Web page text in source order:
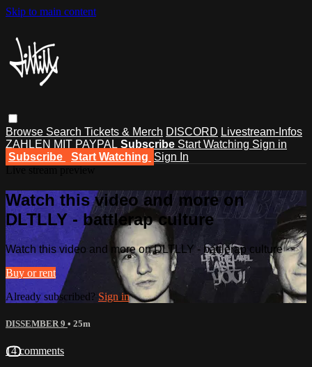
Skip to main content
Browse Search Tickets & Merch DISCORD Livestream-Infos
ZAHLEN MIT PAYPAL Subscribe Start Watching Sign in
Subscribe
Start Watching Sign In
Watch this video and more on
DLTLLY - battlerap culture
Watch this video and more on DLTLLY - battlerap culture
Buy or rent
Already subscribed? Sign in
DISSEMBER 9 • 25m
14 comments